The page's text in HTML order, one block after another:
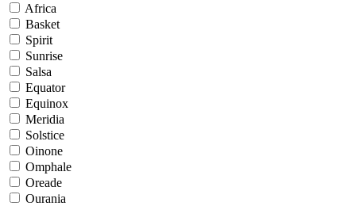
Africa
Basket
Spirit
Sunrise
Salsa
Equator
Equinox
Meridia
Solstice
Oinone
Omphale
Oreade
Ourania